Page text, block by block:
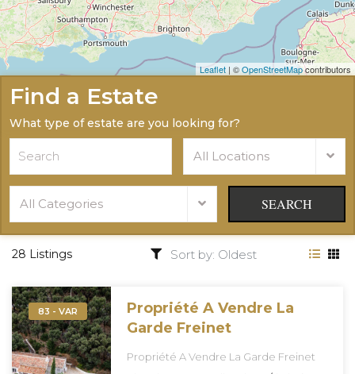
Leaflet | ©OpenStreetMapcontributors
Find a Estate
What type of estate are you looking for?
All Locations
All Categories SEARCH
28 Listings
83 - VAR
Propriété A Vendre La
Garde Freinet
Propriété A Vendre La Garde Freinet